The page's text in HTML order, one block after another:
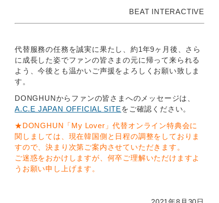
BEAT INTERACTIVE
代替服務の任務を誠実に果たし、約1年9ヶ月後、さら
に成長した姿でファンの皆さまの元に帰って来られる
よう、今後とも温かいご声援をよろしくお願い致しま
す。
DONGHUNからファンの皆さまへのメッセージは、
A.C.E JAPAN OFFICIAL SITE をご確認ください。
★DONGHUN「My Lover」代替オンライン特典会に
関しましては、現在韓国側と日程の調整をしておりま
すので、決まり次第ご案内させていただきます。
ご迷惑をおかけしますが、何卒ご理解いただけますよ
うお願い申し上げます。